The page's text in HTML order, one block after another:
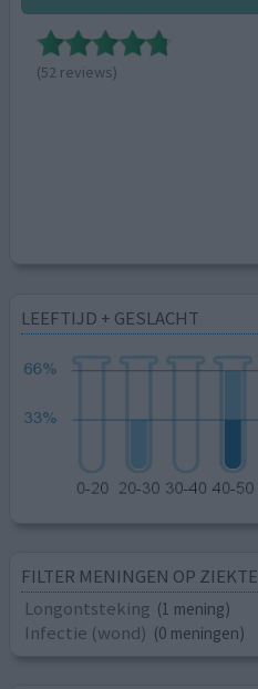
(52 reviews)
LEEFTIJD + GESLACHT
FILTER MENINGEN OP ZIEKTE
Longontsteking (1 mening)
Infectie (wond) (0 meningen)